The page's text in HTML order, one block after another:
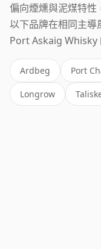
偏向煙燻與泥煤特性
以下品牌在相同主導
Port Askaig Whisky
Ardbeg Port
Longrow